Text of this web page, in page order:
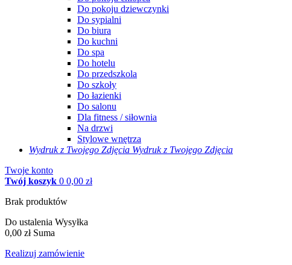
Do pokoju dziewczynki
Do sypialni
Do biura
Do kuchni
Do spa
Do hotelu
Do przedszkola
Do szkoły
Do łazienki
Do salonu
Dla fitness / siłownia
Na drzwi
Stylowe wnętrza
Wydruk z Twojego Zdjęcia Wydruk z Twojego Zdjęcia
Twoje konto
Twój koszyk 0 0,00 zł
Brak produktów
Do ustalenia Wysyłka
0,00 zł Suma
Realizuj zamówienie